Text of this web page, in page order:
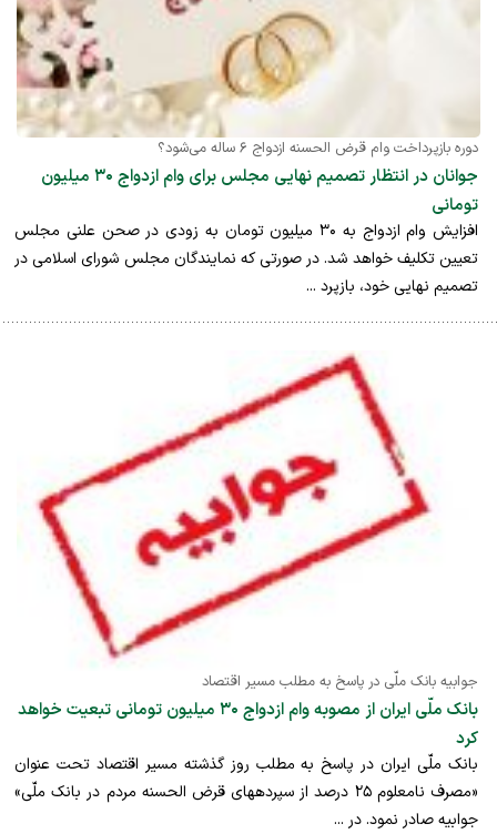
دوره بازپرداخت وام قرض الحسنه ازدواج ۶ ساله می‌شود؟
جوانان در انتظار تصمیم نهایی مجلس برای وام ازدواج ۳۰ میلیون
تومانی
افزایش وام ازدواج به ۳۰ میلیون تومان به زودی در صحن علنی مجلس
تعیین تکلیف خواهد شد. در صورتی که نمایندگان مجلس شورای اسلامی در
تصمیم نهایی خود، بازپرد ...
جوابیه بانک ملّی در پاسخ به مطلب مسیر اقتصاد
بانک ملّی ایران از مصوبه وام ازدواج ۳۰ میلیون تومانی تبعیت خواهد
کرد
بانک ملّی ایران در پاسخ به مطلب روز گذشته مسیر اقتصاد تحت عنوان
«مصرف نامعلوم ۲۵ درصد از سپرده‎های قرض الحسنه مردم در بانک ملّی»
جوابیه صادر نمود. در ...